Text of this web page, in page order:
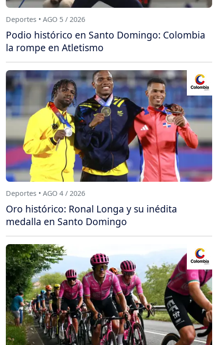
Deportes • AGO 5 / 2026
Podio histórico en Santo Domingo: Colombia
la rompe en Atletismo
Deportes • AGO 4 / 2026
Oro histórico: Ronal Longa y su inédita
medalla en Santo Domingo